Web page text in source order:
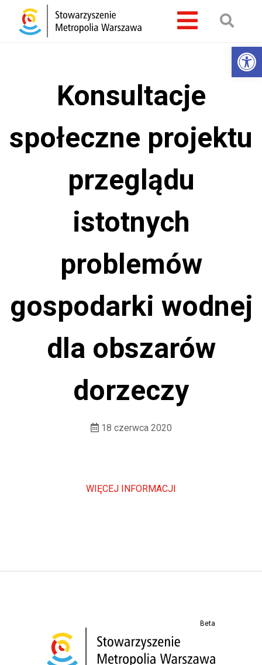
Konsultacje
społeczne projektu
przeglądu
istotnych
problemów
gospodarki wodnej
dla obszarów
dorzeczy
18 czerwca 2020
WIĘCEJ INFORMACJI
Beta